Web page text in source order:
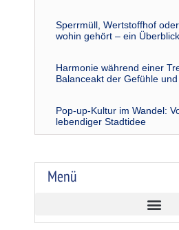
Sperrmüll, Wertstoffhof
wohin gehört – ein Überblick
Harmonie während einer
Balanceakt der Gefühle
Pop-up-Kultur im Wandel:
lebendiger Stadtidee
Menü